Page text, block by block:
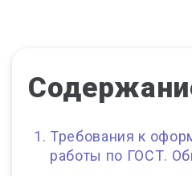
Требования к
работы по ГОСТ.